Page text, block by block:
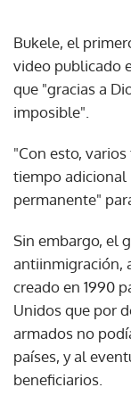
Bukele, el
video publicado
que "gracias a
imposible".
"Con esto,
tiempo adicional
permanente"
Sin embargo, el
antiinmigración,
creado en 1990
Unidos que por
armados no
países, y al
beneficiarios.